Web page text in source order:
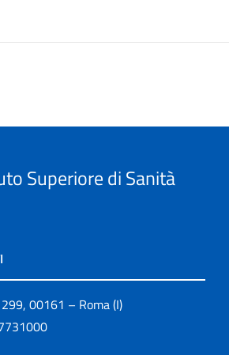
Superiore di Sanità
00161 – Roma (I)